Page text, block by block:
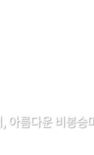
아름다운 비봉